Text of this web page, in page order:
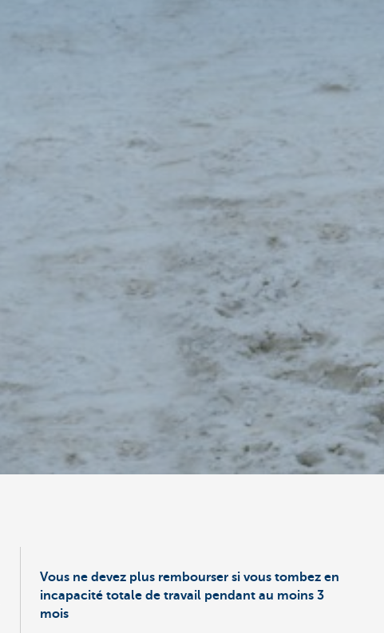
Vous ne devez plus rembourser si vous tombez en
incapacité totale de travail pendant au moins 3
mois